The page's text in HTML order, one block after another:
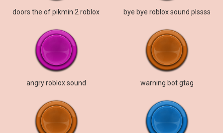
doors the of pikmin 2 roblox bye bye roblox sound plssss
angry roblox sound warning bot gtag